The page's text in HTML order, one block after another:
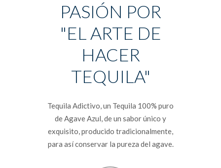
PASIÓN POR
"EL ARTE DE
HACER
TEQUILA"
Tequila Adictivo, un Tequila 100% puro
de Agave Azul, de un sabor único y
exquisito, producido tradicionalmente,
para así conservar la pureza del agave.